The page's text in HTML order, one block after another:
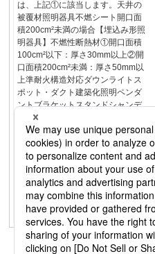
は、上記①に該当します。天井の
被覆材照明器具不燃シート開口面
積200cm²未満の場合【埋込み形照
明器具】不燃性断熱材①開口面積
100cm²以下：厚さ30mm以上②開
口面積200cm²未満：厚さ50mm以
上準耐火構造対応ダウンライトス
ポット・ダクト建築化照明ペンダ
ントブラケットスタンドシャンデ
リアファンシーリング小型シーリ
ングベースライト和風キッチン洗
面・浴室エクステリアマンショ
ン・防災コントローラＬＥＤフラ
ットランプポーチライトブラケッ
トダウンライトダウンシーリング
シーリング・ベースライトスポッ
トスタンドポールライト表札灯・
門柱灯フットライト・建築化照明